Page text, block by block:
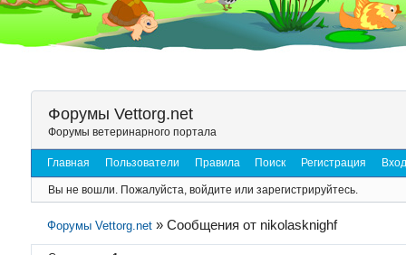
Форумы Vettorg.net
Форумы ветеринарного портала
Главная Пользователи Правила Поиск Регистрация Вход
Вы не вошли. Пожалуйста, войдите или зарегистрируйтесь.
Форумы Vettorg.net »Сообщения от nikolasknighf